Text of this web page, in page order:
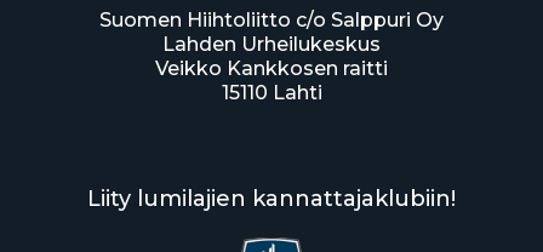
Suomen Hiihtoliitto c/o Salppuri Oy
Lahden Urheilukeskus
Veikko Kankkosen raitti
15110 Lahti
Liity lumilajien kannattajaklubiin!